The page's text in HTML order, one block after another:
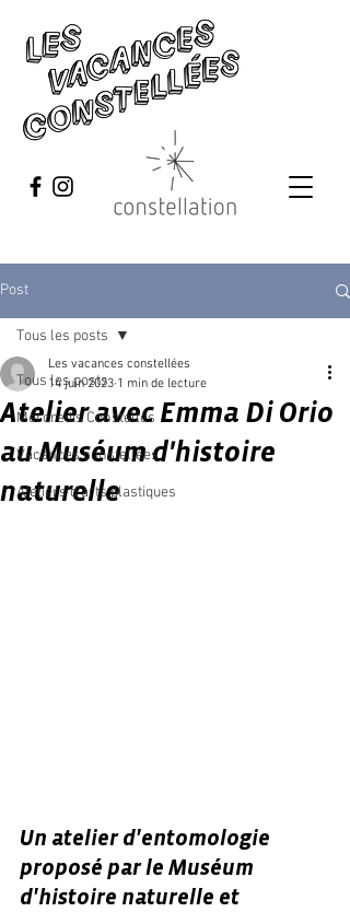
Post
Tous les posts
Mercredis Constellés
Vacances constellées
Ateliers d'arts plastiques
Tous les posts
Atelier avec Emma Di Orio
au Muséum d'histoire
naturelle
Les vacances constellées
14 juin 2023 1 min de lecture
Un atelier d'entomologie
proposé par le Muséum
d'histoire naturelle et